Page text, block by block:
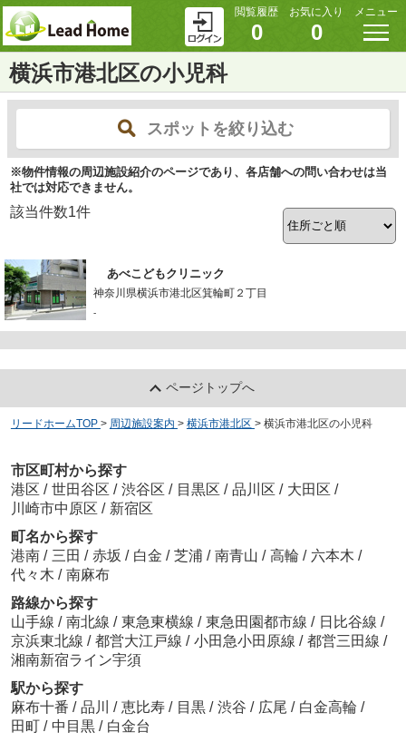
閲覧履歴
0
お気に入り
0
メニュー
横浜市港北区の小児科
スポットを絞り込む
※物件情報の周辺施設紹介のページであり、各店舗への問い合わせは当
社では対応できません。
該当件数1件
あべこどもクリニック
神奈川県横浜市港北区箕輪町２丁目
-
ページトップへ
リードホームTOP > 周辺施設案内 > 横浜市港北区 > 横浜市港北区の小児科
市区町村から探す
港区 / 世田谷区 / 渋谷区 / 目黒区 / 品川区 / 大田区 /
川崎市中原区 / 新宿区
町名から探す
港南 / 三田 / 赤坂 / 白金 / 芝浦 / 南青山 / 高輪 / 六本木 /
代々木 / 南麻布
路線から探す
山手線 / 南北線 / 東急東横線 / 東急田園都市線 / 日比谷線 /
京浜東北線 / 都営大江戸線 / 小田急小田原線 / 都営三田線 /
湘南新宿ライン宇須
駅から探す
麻布十番 / 品川 / 恵比寿 / 目黒 / 渋谷 / 広尾 / 白金高輪 /
田町 / 中目黒 / 白金台